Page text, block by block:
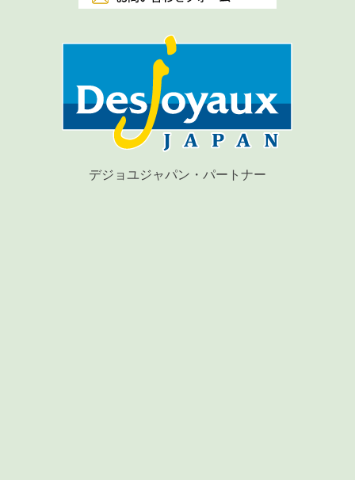
デジョユジャパン・パートナー